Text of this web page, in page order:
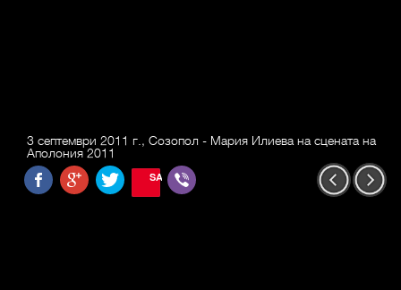
3 септември 2011 г., Созопол - Мария Илиева на сцената на
Аполония 2011
SAVE